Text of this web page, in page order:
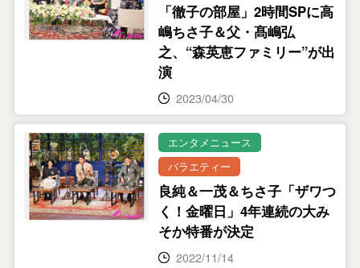
「徹子の部屋」2時間SPに高
嶋ちさ子＆父・髙嶋弘
之、“森英恵ファミリー”が出
演
2023/04/30
エンタメニュース
バラエティー
良純＆一茂＆ちさ子「ザワつ
く！金曜日」4年連続の大み
そか特番が決定
2022/11/14